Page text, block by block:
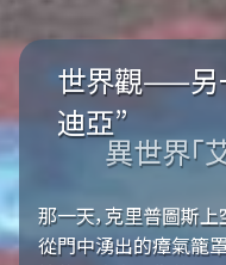
世界觀——另
迪亞”
異世界「
那一天，克里普圖斯
從門中湧出的瘴氣籠